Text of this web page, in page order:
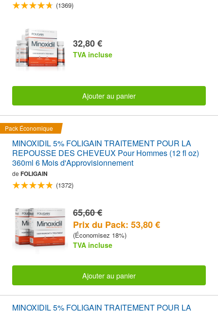
(1369)
32,80 €
TVA incluse
Ajouter au panier
Pack Économique
MINOXIDIL 5% FOLIGAIN TRAITEMENT POUR LA
REPOUSSE DES CHEVEUX Pour Hommes (12 fl oz)
360ml 6 Mois d'Approvisionnement
de FOLIGAIN
(1372)
65,60 €
Prix du Pack: 53,80 €
(Économisez 18%)
TVA incluse
Ajouter au panier
MINOXIDIL 5% FOLIGAIN TRAITEMENT POUR LA